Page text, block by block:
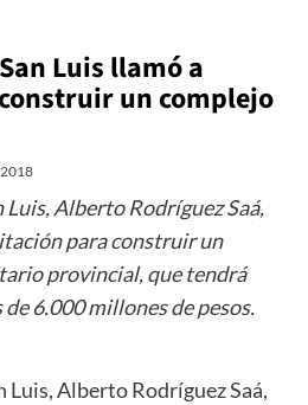
Luis llamó a
un complejo
Luis, Alberto Rodríguez Saá,
para construir un
provincial, que tendrá
6.000 millones de pesos.
Luis, Alberto Rodríguez Saá,